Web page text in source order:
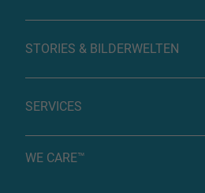
STORIES & BILDERWELTEN
SERVICES
WE CARE™